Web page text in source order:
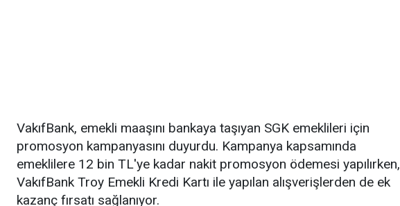
VakıfBank, emekli maaşını bankaya taşıyan SGK emeklileri için
promosyon kampanyasını duyurdu. Kampanya kapsamında
emeklilere 12 bin TL'ye kadar nakit promosyon ödemesi yapılırken,
VakıfBank Troy Emekli Kredi Kartı ile yapılan alışverişlerden de ek
kazanç fırsatı sağlanıyor.